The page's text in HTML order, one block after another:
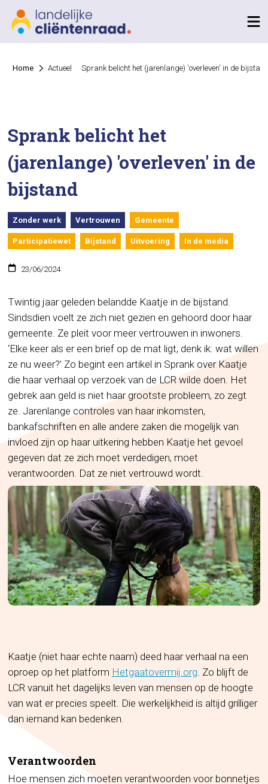
Home Actueel Sprank belicht het (jarenlange) 'overleven' in de
Sprank belicht het
(jarenlange) 'overleven' in de
bijstand
Zonder werk Vertrouwen Gemeente
Participatiewet Bijstand Uitvoering In de media
23/06/2024
Twintig jaar geleden belandde Kaatje in de bijstand.
Sindsdien voelt ze zich niet gezien en gehoord door haar
gemeente. Ze pleit voor meer vertrouwen in inwoners.
‘Elke keer als er een brief op de mat ligt, denk ik: wat willen
ze nu weer?’ Zo begint een artikel in Sprank over Kaatje
die haar verhaal op verzoek van de LCR wilde doen. Het
gebrek aan geld is niet haar grootste probleem, zo zegt
ze. Jarenlange controles van haar inkomsten,
bankafschriften en alle andere zaken die mogelijk van
invloed zijn op haar uitkering hebben Kaatje het gevoel
gegeven dat ze zich moet verdedigen, moet
verantwoorden. Dat ze niet vertrouwd wordt.
Kaatje (niet haar echte naam) deed haar verhaal na een
oproep op het platform Hetgaatovermij.org. Zo blijft de
LCR vanuit het dagelijks leven van mensen op de hoogte
van wat er precies speelt. Die werkelijkheid is altijd grilliger
dan iemand kan bedenken.
Verantwoorden
Hoe mensen zich moeten verantwoorden voor bonnetjes